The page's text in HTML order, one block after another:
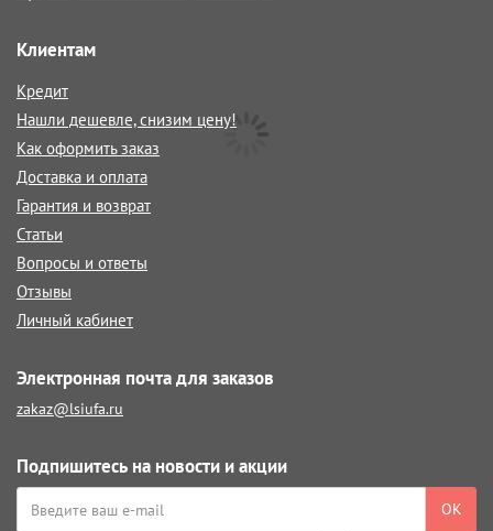
Клиентам
Кредит
Нашли дешевле, снизим цену!
Как оформить заказ
Доставка и оплата
Гарантия и возврат
Статьи
Вопросы и ответы
Отзывы
Личный кабинет
Электронная почта для заказов
zakaz@lsiufa.ru
Подпишитесь на новости и акции
ОК